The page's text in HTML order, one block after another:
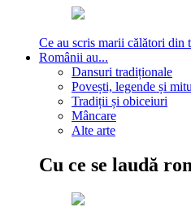
Ce au scris marii călători din
Românii au...
Dansuri tradiționale
Povești, legende și
Tradiții și obiceiuri
Mâncare
Alte arte
Cu ce se laudă